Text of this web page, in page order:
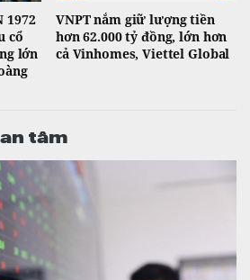
1972
cổ
lớn
VNPT nắm giữ lượng tiền
hơn 62.000 tỷ đồng, lớn hơn
cả Vinhomes, Viettel Global
tâm